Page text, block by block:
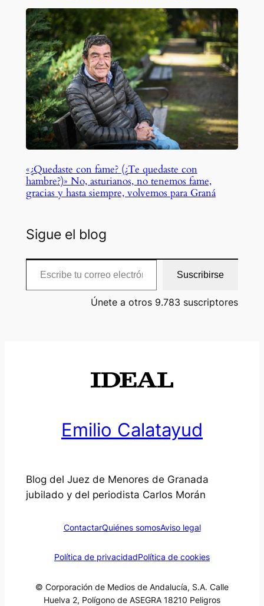
«¿Quedaste con fame? (¿Te quedaste con
hambre?)» No, asturianos, no tenemos fame,
gracias y hasta siempre, volvemos para Graná
Sigue el blog
Escribe tu correo electrónico…
Suscribirse
Únete a otros 9.783 suscriptores
Emilio Calatayud
Blog del Juez de Menores de Granada
jubilado y del periodista Carlos Morán
ContactarQuiénes somosAviso legal
Política de privacidadPolítica de cookies
© Corporación de Medios de Andalucía, S.A. Calle
Huelva 2, Polígono de ASEGRA 18210 Peligros